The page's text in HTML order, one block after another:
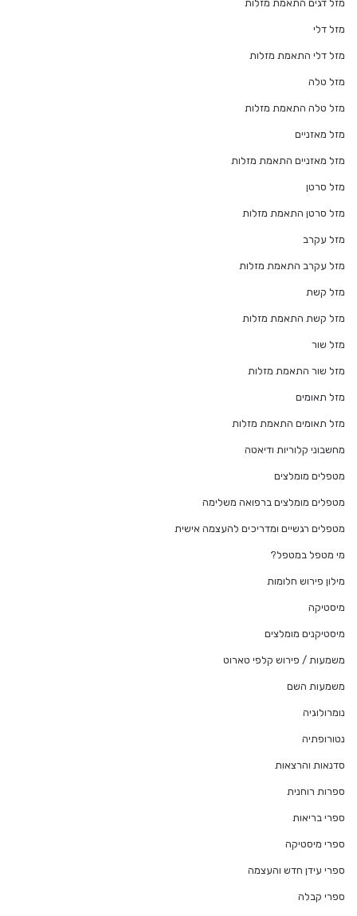
מזל דגים התאמת מזלות
מזל דלי
מזל דלי התאמת מזלות
מזל טלה
מזל טלה התאמת מזלות
מזל מאזניים
מזל מאזניים התאמת מזלות
מזל סרטן
מזל סרטן התאמת מזלות
מזל עקרב
מזל עקרב התאמת מזלות
מזל קשת
מזל קשת התאמת מזלות
מזל שור
מזל שור התאמת מזלות
מזל תאומים
מזל תאומים התאמת מזלות
מחשבוני קלוריות ודיאטה
מטפלים מומלצים
מטפלים מומלצים ברפואה משלימה
מטפלים רגשיים ומדריכים להעצמה אישית
מי מטפל במטפל?
מילון פירוש חלומות
מיסטיקה
מיסטיקנים מומלצים
משמעות / פירוש קלפי טארוט
משמעות השם
נומרולוגיה
נטורופתיה
סדנאות והרצאות
ספרות רוחנית
ספרי בריאות
ספרי מיסטיקה
ספרי עידן חדש והעצמה
ספרי קבלה